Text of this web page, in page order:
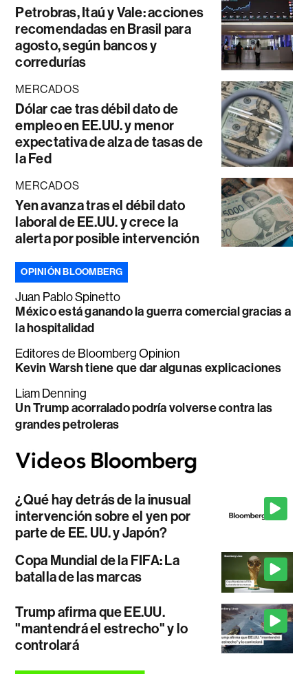
Petrobras, Itaú y Vale: acciones
recomendadas en Brasil para
agosto, según bancos y
corredurías
MERCADOS
Dólar cae tras débil dato de
empleo en EE.UU. y menor
expectativa de alza de tasas de
la Fed
MERCADOS
Yen avanza tras el débil dato
laboral de EE.UU. y crece la
alerta por posible intervención
OPINIÓN BLOOMBERG
Juan Pablo Spinetto
México está ganando la guerra comercial gracias a
la hospitalidad
Editores de Bloomberg Opinion
Kevin Warsh tiene que dar algunas explicaciones
Liam Denning
Un Trump acorralado podría volverse contra las
grandes petroleras
¿Qué hay detrás de la inusual
intervención sobre el yen por
parte de EE. UU. y Japón?
Copa Mundial de la FIFA: La
batalla de las marcas
Trump afirma que EE.UU.
"mantendrá el estrecho" y lo
controlará